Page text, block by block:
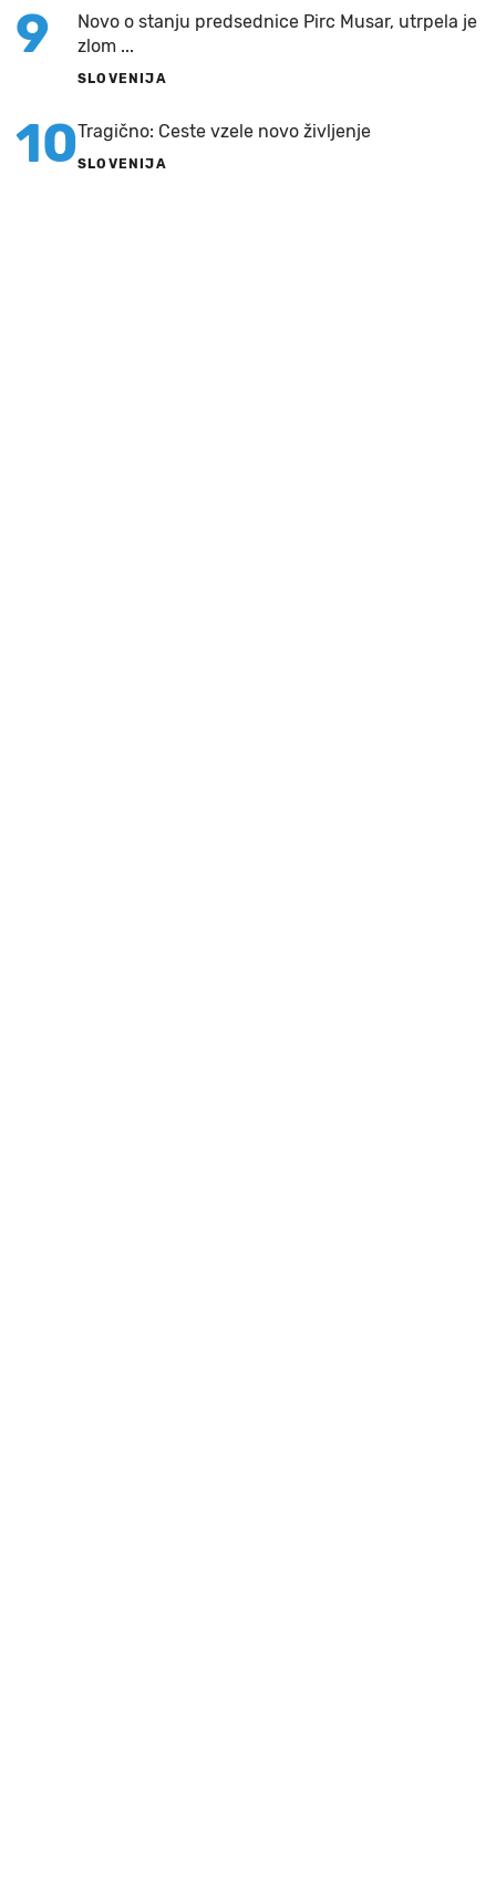
9
Novo o stanju predsednice Pirc Musar, utrpela je
zlom ...
SLOVENIJA
10Tragično: Ceste vzele novo življenje
SLOVENIJA